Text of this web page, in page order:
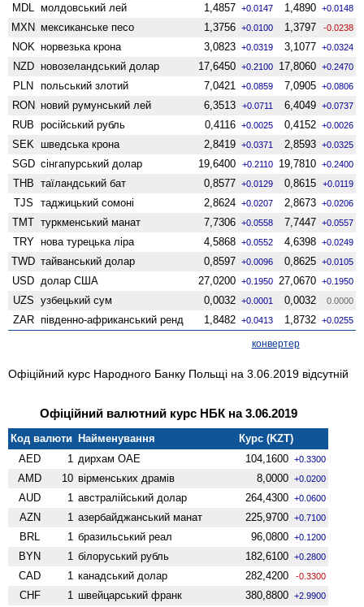
MDL молдовський лей 1,4857 +0.0147 1,4890 +0.0148
MXN мексиканське песо 1,3756 +0.0100 1,3797 -0.0238
NOK норвезька крона 3,0823 +0.0319 3,1077 +0.0324
NZD ново­зеландський долар 17,6450 +0.2100 17,8060 +0.2470
PLN польський злотий 7,0421 +0.0859 7,0905 +0.0806
RON новий румунський лей 6,3513 +0.0711 6,4049 +0.0737
RUB російський рубль 0,4116 +0.0025 0,4152 +0.0026
SEK шведська крона 2,8419 +0.0371 2,8593 +0.0325
SGD сінгапурський долар 19,6400 +0.2110 19,7810 +0.2400
THB таїландський бат 0,8577 +0.0129 0,8615 +0.0119
TJS таджицький сомоні 2,8624 +0.0207 2,8673 +0.0206
TMT туркменський манат 7,7306 +0.0558 7,7447 +0.0557
TRY нова турецька ліра 4,5868 +0.0552 4,6398 +0.0249
TWD тайванський долар 0,8597 +0.0096 0,8625 +0.0105
USD долар США 27,0200 +0.1950 27,0670 +0.1950
UZS узбецький сум 0,0032 +0.0001 0,0032 0.0000
ZAR південно-африканський ренд 1,8482 +0.0413 1,8732 +0.0255
конвертер
Офіційний курс Народного Банку Польщі на 3.06.2019 відсутній
Офіційний валютний курс НБК на 3.06.2019
Код валюти Найменування
Курс (KZT)
AED
1 дирхам ОАЕ 104,1600 +0.3300
AMD 10 вiрменських драмів 8,0000 +0.0200
AUD 1 австралійський долар 264,4300 +0.0600
AZN 1 азербайджанський манат 225,9700 +0.7100
BRL 1 бразильський реал 96,0800 +0.1200
BYN 1 білоруський рубль 182,6100 +0.2800
CAD 1 канадський долар 282,4200 -0.3300
CHF 1 швейцарський франк 380,8800 +2.9900